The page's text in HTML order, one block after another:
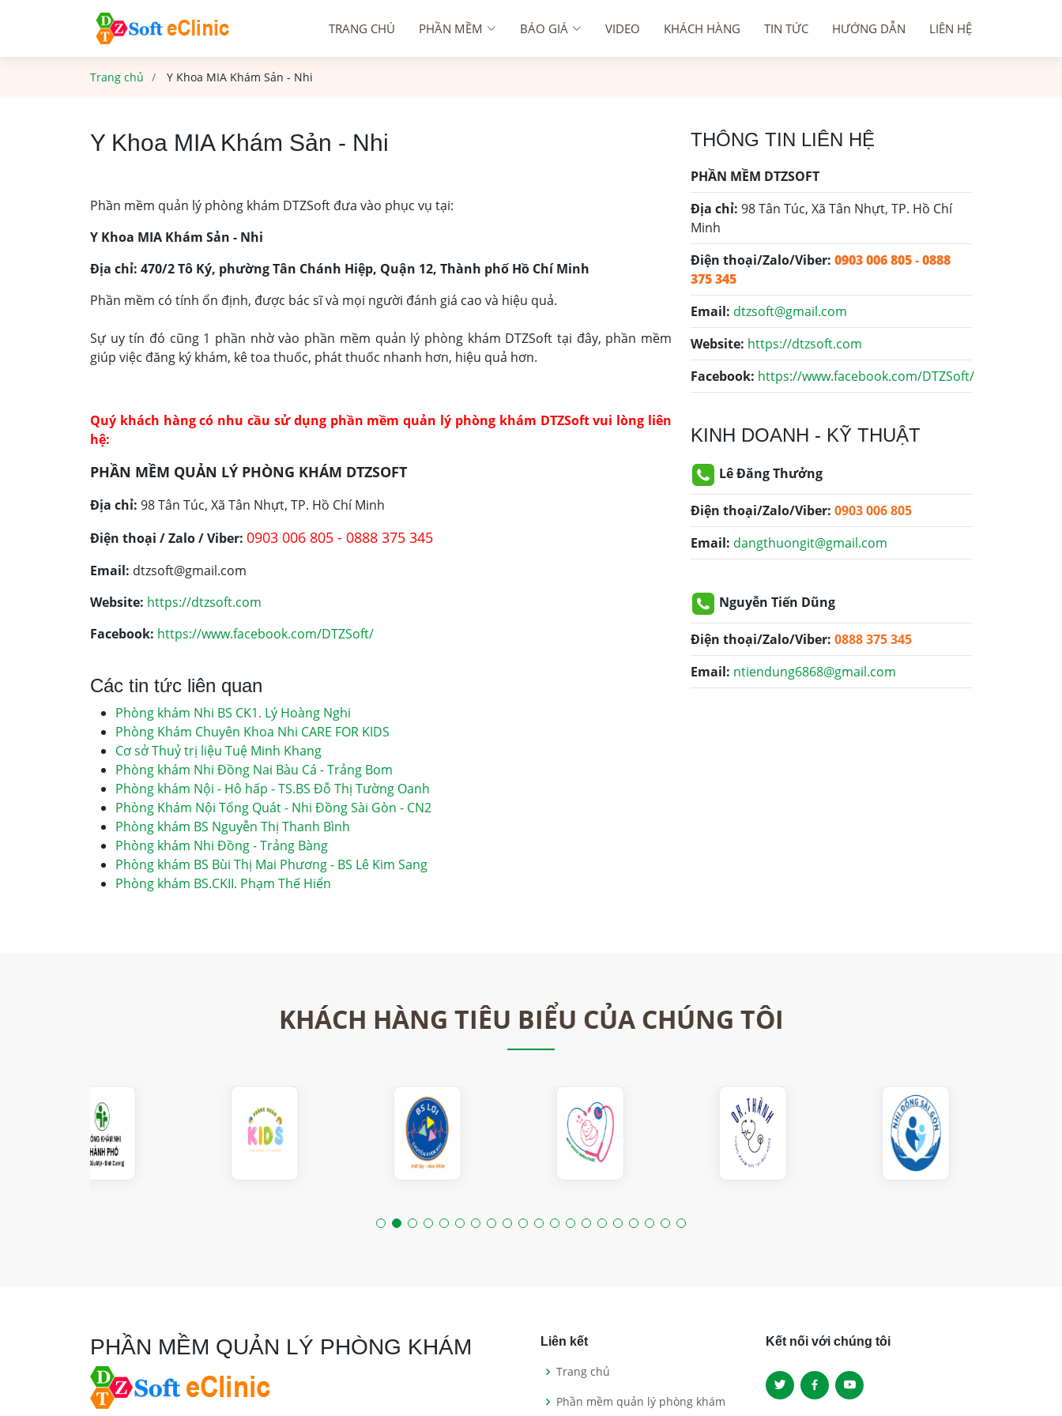
TRANG CHÚ PHẦN MỀM BÁO GIÁ VIDEO KHÁCH HÀNG TIN TỨC HƯỚNG DẪN LIÊN HỆ
Trang chủ Y Khoa MIA Khám Sản - Nhi
Y Khoa MIA Khám Sản - Nhi
Phần mềm quản lý phòng khám DTZSoft đưa vào phục vụ tại:
Y Khoa MIA Khám Sản - Nhi
Địa chỉ: 470/2 Tô Ký, phường Tân Chánh Hiệp, Quận 12, Thành phố Hồ Chí Minh
Phần mềm có tính ổn định, được bác sĩ và mọi người đánh giá cao và hiệu quả.
Sự uy tín đó cũng 1 phần nhờ vào phần mềm quản lý phòng khám DTZSoft tại đây, phần mềm
giúp việc đăng ký khám, kê toa thuốc, phát thuốc nhanh hơn, hiệu quả hơn.
Quý khách hàng có nhu cầu sử dụng phần mềm quản lý phòng khám DTZSoft vui lòng liên
hệ:
PHẦN MỀM QUẢN LÝ PHÒNG KHÁM DTZSOFT
Địa chỉ: 98 Tân Túc, Xã Tân Nhựt, TP. Hồ Chí Minh
Điện thoại / Zalo / Viber: 0903 006 805 - 0888 375 345
Email: dtzsoft@gmail.com
Website: https://dtzsoft.com
Facebook: https://www.facebook.com/DTZSoft/
Các tin tức liên quan
Phòng khám Nhi BS CK1. Lý Hoàng Nghi
Phòng Khám Chuyên Khoa Nhi CARE FOR KIDS
Cơ sở Thuỷ trị liệu Tuệ Minh Khang
Phòng khám Nhi Đồng Nai Bàu Cá - Trảng Bom
Phòng khám Nội - Hô hấp - TS.BS Đỗ Thị Tường Oanh
Phòng Khám Nội Tổng Quát - Nhi Đồng Sài Gòn - CN2
Phòng khám BS Nguyễn Thị Thanh Bình
Phòng khám Nhi Đồng - Trảng Bàng
Phòng khám BS Bùi Thị Mai Phương - BS Lê Kim Sang
Phòng khám BS.CKII. Phạm Thế Hiển
THÔNG TIN LIÊN HỆ
PHẦN MỀM DTZSOFT
Địa chỉ: 98 Tân Túc, Xã Tân Nhựt, TP. Hồ Chí
Minh
Điện thoại/Zalo/Viber: 0903 006 805-0888
375 345
Email: dtzsoft@gmail.com
Website: https://dtzsoft.com
Facebook: https://www.facebook.com/DTZSoft/
KINH DOANH - KỸ THUẬT
Lê Đăng Thưởng
Điện thoại/Zalo/Viber: 0903 006 805
Email: dangthuongit@gmail.com
Nguyễn Tiến Dũng
Điện thoại/Zalo/Viber: 0888 375 345
Email: ntiendung6868@gmail.com
KHÁCH HÀNG TIÊU BIỂU CỦA CHÚNG TÔI
PHẦN MỀM QUẢN LÝ PHÒNG KHÁM Liên kết
Trang chủ
Phần mềm quản lý phòng khám
Kết nối với chúng tôi